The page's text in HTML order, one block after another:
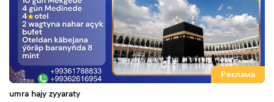
Реклама
umra hajy zyyaraty